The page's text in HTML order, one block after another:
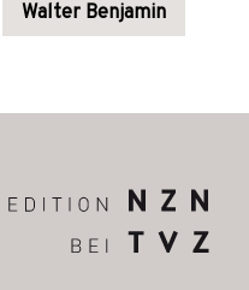
Walter Benjamin